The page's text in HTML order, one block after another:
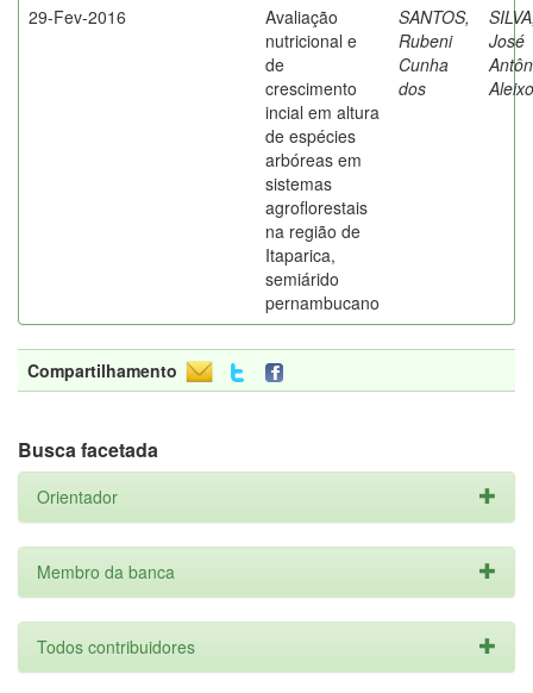
29-Fev-2016
Avaliação
nutricional e
de
crescimento
incial em altura
de espécies
arbóreas em
sistemas
agroflorestais
na região de
Itaparica,
semiárido
pernambucano
SANTOS,
Rubeni
Cunha
dos
José
Compartilhamento
Busca facetada
Orientador
Membro da banca
Todos contribuidores